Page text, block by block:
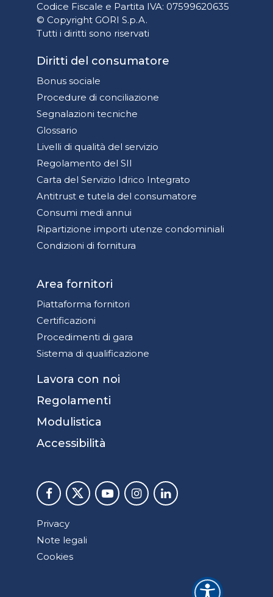
Codice Fiscale e Partita IVA: 07599620635
© Copyright GORI S.p.A.
Tutti i diritti sono riservati
Diritti del consumatore
Bonus sociale
Procedure di conciliazione
Segnalazioni tecniche
Glossario
Livelli di qualità del servizio
Regolamento del SII
Carta del Servizio Idrico Integrato
Antitrust e tutela del consumatore
Consumi medi annui
Ripartizione importi utenze condominiali
Condizioni di fornitura
Area fornitori
Piattaforma fornitori
Certificazioni
Procedimenti di gara
Sistema di qualificazione
Lavora con noi
Regolamenti
Modulistica
Accessibilità
Privacy
Note legali
Cookies